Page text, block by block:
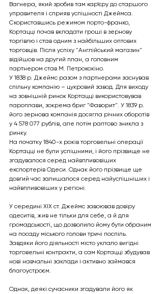
Вагнера, який зробив там кар’єру до старшого
управителя і сприяв успішності Джеймса.
Скориставшись режимом порто-франко,
Кортацці почав вкладати гроші в зернову
торгівлю і став одним з найбільших оптових
торговців. Після успіху "Англійський магазин"
відійшов на другий план, а головним
партнером став М. Петрококіно.
У 1838 р. Джеймс разом з партнерами заснував
спільну компанію – цукровий завод. Для виходу
на зовнішній ринок Кортацці використовував
пароплави, зокрема бриг "Фаворит". У 1839 р.
його зернова компанія досягла річних оборотів
у 4 578 077 рублів, але потім раптово зникла з
ринку.
На початку 1840-х років торговельні операції
Кортацці не були успішними, і його прізвище не
згадувалося серед найвпливовіших
експортерів Одеси. Однак його прізвище ще
довгий час залишалося серед найуспішніших і
найвпливовіших у регіоні.
У середині XIX ст. Джеймс завоював довіру
одеситів, жив не тільки для себе, а й для
громадськості, що дозволило йому бути обраним
на посаду міського голови тричі поспіль.
Завдяки його діяльності місто уклало вигідні
торговельні контракти, а сам Кортацці збудував
нові навчальні заклади і активно займався
благоустроєм.
Однак, деякі сучасники згадували його як